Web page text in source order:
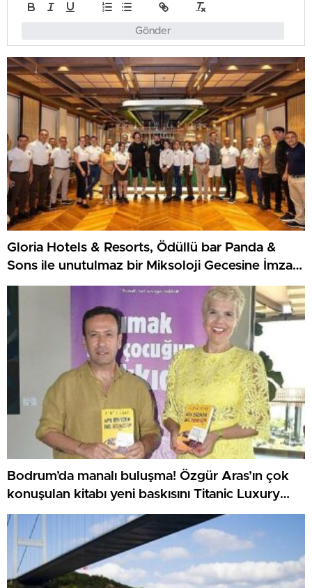
Gönder
Gloria Hotels & Resorts, Ödüllü bar Panda &
Sons ile unutulmaz bir Miksoloji Gecesine İmza
Attı
Bodrum’da manalı buluşma! Özgür Aras’ın çok
konuşulan kitabı yeni baskısını Titanic Luxury
Collection Bodrum’da kutladı